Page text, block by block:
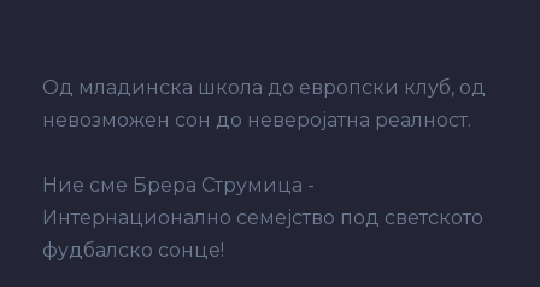
Од младинска школа до европски клуб, од
невозможен сон до неверојатна реалност.
Ние сме Брера Струмица -
Интернационално семејство под светското
фудбалско сонце!